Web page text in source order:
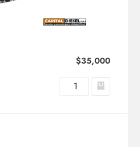
$35,000